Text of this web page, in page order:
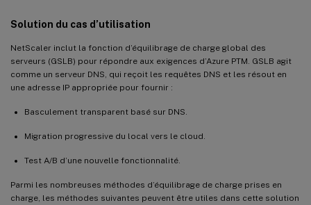
Solution du cas d’utilisation
NetScaler inclut la fonction d’équilibrage de charge global des
serveurs (GSLB) pour répondre aux exigences d’Azure PTM. GSLB agit
comme un serveur DNS, qui reçoit les requêtes DNS et les résout en
une adresse IP appropriée pour fournir :
Basculement transparent basé sur DNS.
Migration progressive du local vers le cloud.
Test A/B d’une nouvelle fonctionnalité.
Parmi les nombreuses méthodes d’équilibrage de charge prises en
charge, les méthodes suivantes peuvent être utiles dans cette solution